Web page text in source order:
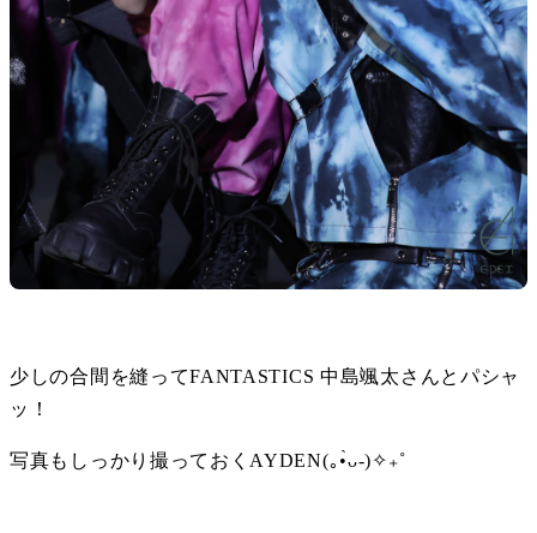
少しの合間を縫ってFANTASTICS 中島颯太さんとパシャ
ッ！
写真もしっかり撮っておくAYDEN(｡•̀ᴗ-)✧₊˚